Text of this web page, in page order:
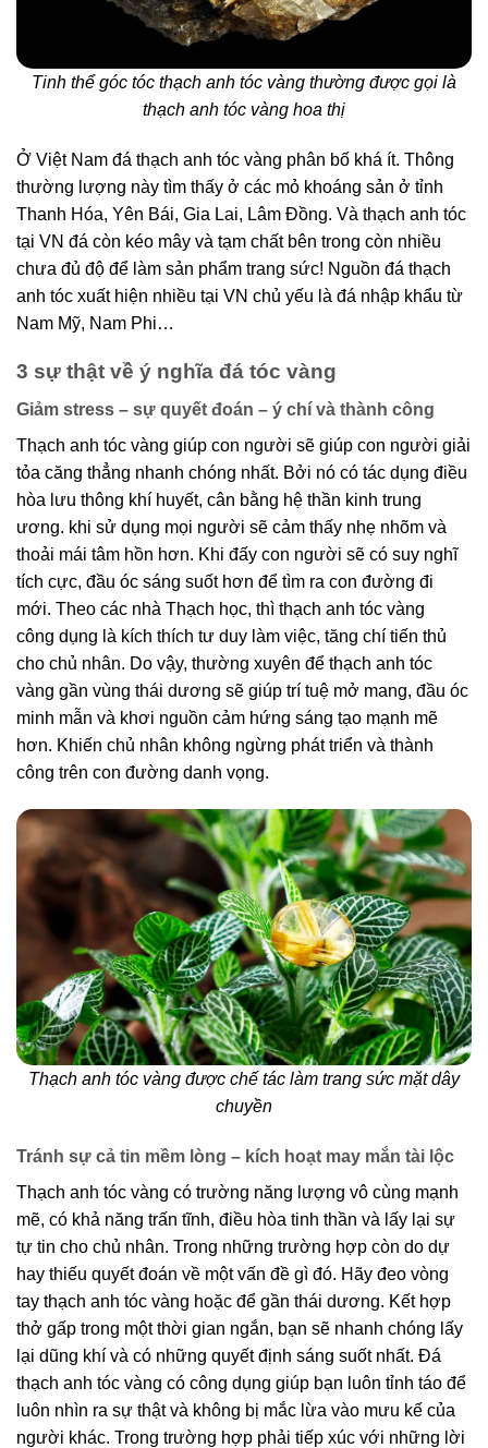
Tinh thể góc tóc thạch anh tóc vàng thường được gọi là
thạch anh tóc vàng hoa thị
Ở Việt Nam đá thạch anh tóc vàng phân bố khá ít. Thông
thường lượng này tìm thấy ở các mỏ khoáng sản ở tỉnh
Thanh Hóa, Yên Bái, Gia Lai, Lâm Đồng. Và thạch anh tóc
tại VN đá còn kéo mây và tạm chất bên trong còn nhiều
chưa đủ độ để làm sản phẩm trang sức! Nguồn đá thạch
anh tóc xuất hiện nhiều tại VN chủ yếu là đá nhập khẩu từ
Nam Mỹ, Nam Phi…
3 sự thật về ý nghĩa đá tóc vàng
Giảm stress – sự quyết đoán – ý chí và thành công
Thạch anh tóc vàng giúp con người sẽ giúp con người giải
tỏa căng thẳng nhanh chóng nhất. Bởi nó có tác dụng điều
hòa lưu thông khí huyết, cân bằng hệ thần kinh trung
ương. khi sử dụng mọi người sẽ cảm thấy nhẹ nhõm và
thoải mái tâm hồn hơn. Khi đấy con người sẽ có suy nghĩ
tích cực, đầu óc sáng suốt hơn để tìm ra con đường đi
mới. Theo các nhà Thạch học, thì thạch anh tóc vàng
công dụng là kích thích tư duy làm việc, tăng chí tiến thủ
cho chủ nhân. Do vậy, thường xuyên để thạch anh tóc
vàng gần vùng thái dương sẽ giúp trí tuệ mở mang, đầu óc
minh mẫn và khơi nguồn cảm hứng sáng tạo mạnh mẽ
hơn. Khiến chủ nhân không ngừng phát triển và thành
công trên con đường danh vọng.
Thạch anh tóc vàng được chế tác làm trang sức mặt dây
chuyền
Tránh sự cả tin mềm lòng – kích hoạt may mắn tài lộc
Thạch anh tóc vàng có trường năng lượng vô cùng mạnh
mẽ, có khả năng trấn tĩnh, điều hòa tinh thần và lấy lại sự
tự tin cho chủ nhân. Trong những trường hợp còn do dự
hay thiếu quyết đoán về một vấn đề gì đó. Hãy đeo vòng
tay thạch anh tóc vàng hoặc để gần thái dương. Kết hợp
thở gấp trong một thời gian ngắn, bạn sẽ nhanh chóng lấy
lại dũng khí và có những quyết định sáng suốt nhất. Đá
thạch anh tóc vàng có công dụng giúp bạn luôn tỉnh táo để
luôn nhìn ra sự thật và không bị mắc lừa vào mưu kế của
người khác. Trong trường hợp phải tiếp xúc với những lời